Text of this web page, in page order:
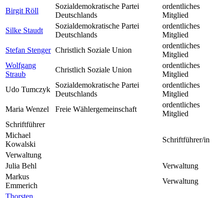
Birgit Röll
Sozialdemokratische Partei
Deutschlands
ordentliches
Mitglied
Silke Staudt
Sozialdemokratische Partei
Deutschlands
ordentliches
Mitglied
Stefan Stenger Christlich Soziale Union
ordentliches
Mitglied
Wolfgang
Straub
Christlich Soziale Union
ordentliches
Mitglied
Udo Tumczyk
Sozialdemokratische Partei
Deutschlands
ordentliches
Mitglied
Maria Wenzel
Freie Wählergemeinschaft
ordentliches
Mitglied
Schriftführer
Michael
Kowalski
Schriftführer/in
Verwaltung
Julia Behl
Verwaltung
Markus
Emmerich
Verwaltung
Thorsten